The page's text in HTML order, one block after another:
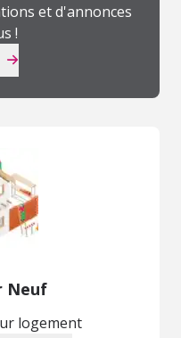
et d'annonces
!
Neuf
logement